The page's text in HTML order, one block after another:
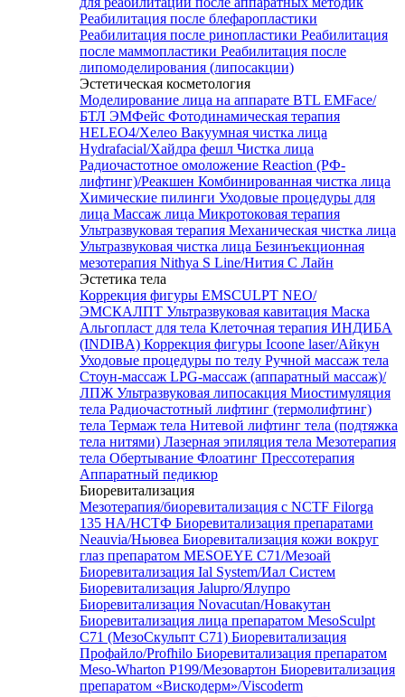
Реабилитация после блефаропластики
Реабилитация после ринопластики Реабилитация
после маммопластики Реабилитация после
липомоделирования (липосакции)
Эстетическая косметология
Моделирование лица на аппарате BTL EMFace/
БТЛ ЭМФейс Фотодинамическая терапия
HELEO4/Хелео Вакуумная чистка лица
Hydrafacial/Хайдра фешл Чистка лица
Радиочастотное омоложение Reaction (РФ-
лифтинг)/Реакшен Комбинированная чистка лица
Химические пилинги Уходовые процедуры для
лица Массаж лица Микротоковая терапия
Ультразвуковая терапия Механическая чистка лица
Ультразвуковая чистка лица Безинъекционная
мезотерапия Nithya S Line/Нития С Лайн
Эстетика тела
Коррекция фигуры EMSCULPT NEO/
ЭМСКАЛПТ Ультразвуковая кавитация Маска
Альгопласт для тела Клеточная терапия ИНДИБА
(INDIBA) Коррекция фигуры Icoone laser/Айкун
Уходовые процедуры по телу Ручной массаж тела
Стоун-массаж LPG-массаж (аппаратный массаж)/
ЛПЖ Ультразвуковая липосакция Миостимуляция
тела Радиочастотный лифтинг (термолифтинг)
тела Термаж тела Нитевой лифтинг тела (подтяжка
тела нитями) Лазерная эпиляция тела Мезотерапия
тела Обертывание Флоатинг Прессотерапия
Аппаратный педикюр
Биоревитализация
Мезотерапия/биоревитализация с NCTF Filorga
135 HA/НСТФ Биоревитализация препаратами
Neauvia/Ньювеа Биоревитализация кожи вокруг
глаз препаратом MESOEYE C71/Мезоай
Биоревитализация Ial System/Иал Систем
Биоревитализация Jalupro/Ялупро
Биоревитализация Novacutan/Новакутан
Биоревитализация лица препаратом MesoSculpt
C71 (МезоСкульпт С71) Биоревитализация
Профайло/Profhilo Биоревитализация препаратом
Meso-Wharton P199/Мезовартон Биоревитализация
препаратом «Вискодерм»/Viscoderm